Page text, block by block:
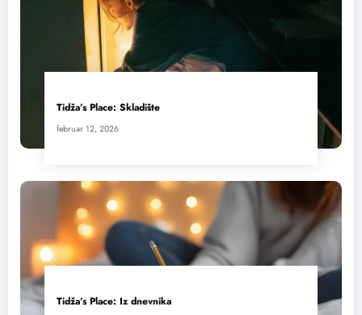
Tidža’s Place: Skladište
februar 12, 2026
Tidža’s Place: Iz dnevnika